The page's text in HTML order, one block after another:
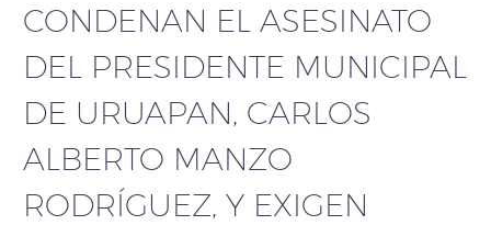
CONDENAN EL ASESINATO
DEL PRESIDENTE MUNICIPAL
DE URUAPAN, CARLOS
ALBERTO MANZO
RODRÍGUEZ, Y EXIGEN